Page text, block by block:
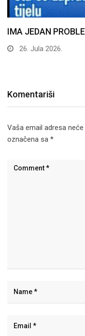
IMA JEDAN
26. Jula 2026.
Komentariši
Vaša email adresa neće
označena sa *